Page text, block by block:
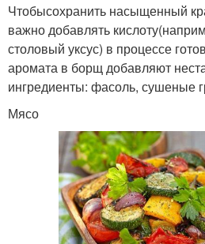
Чтобысохранить насыщенный
важно добавлять
столовый уксус) в процессе
аромата в борщ добавляют
ингредиенты: фасоль, сушеные
Мясо